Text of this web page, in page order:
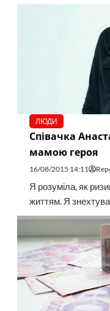
ЛЮДИ
Співачка
мамою героя
16/08/2015 14:11
Я розуміла, як
життям. Я